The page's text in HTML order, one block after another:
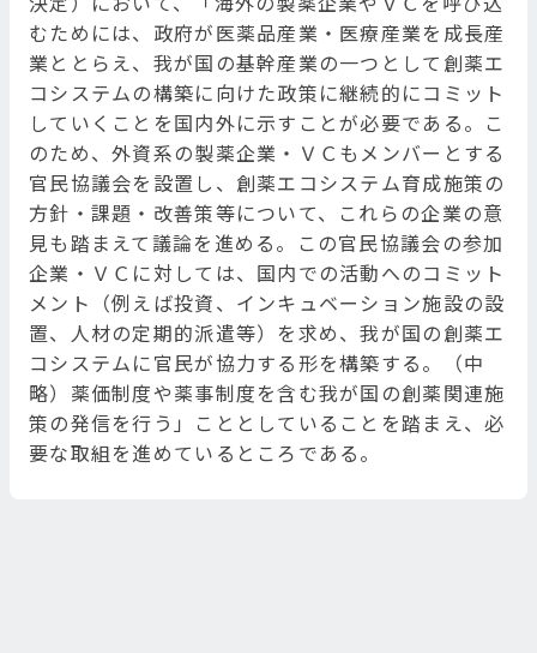
むためには、政府が医薬品産業・医療産業を成長産
業ととらえ、我が国の基幹産業の一つとして創薬エ
コシステムの構築に向けた政策に継続的にコミット
していくことを国内外に示すことが必要である。こ
のため、外資系の製薬企業・ＶＣもメンバーとする
官民協議会を設置し、創薬エコシステム育成施策の
方針・課題・改善策等について、これらの企業の意
見も踏まえて議論を進める。この官民協議会の参加
企業・ＶＣに対しては、国内での活動へのコミット
メント（例えば投資、インキュベーション施設の設
置、人材の定期的派遣等）を求め、我が国の創薬エ
コシステムに官民が協力する形を構築する。（中
略）薬価制度や薬事制度を含む我が国の創薬関連施
策の発信を行う」こととしていることを踏まえ、必
要な取組を進めているところである。